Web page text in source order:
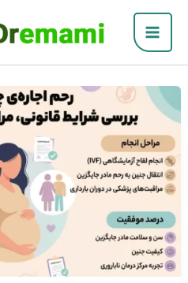
رفتن
محتوا
Main
Menu
رحم
اجاره
ای
چیست؟
بررسی
شرایط
قانونی،
مراحل
و
درصد